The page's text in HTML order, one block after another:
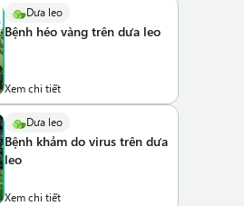
Dưa leo
Bệnh héo vàng trên dưa leo
Xem chi tiết
Dưa leo
Bệnh khảm do virus trên dưa
leo
Xem chi tiết